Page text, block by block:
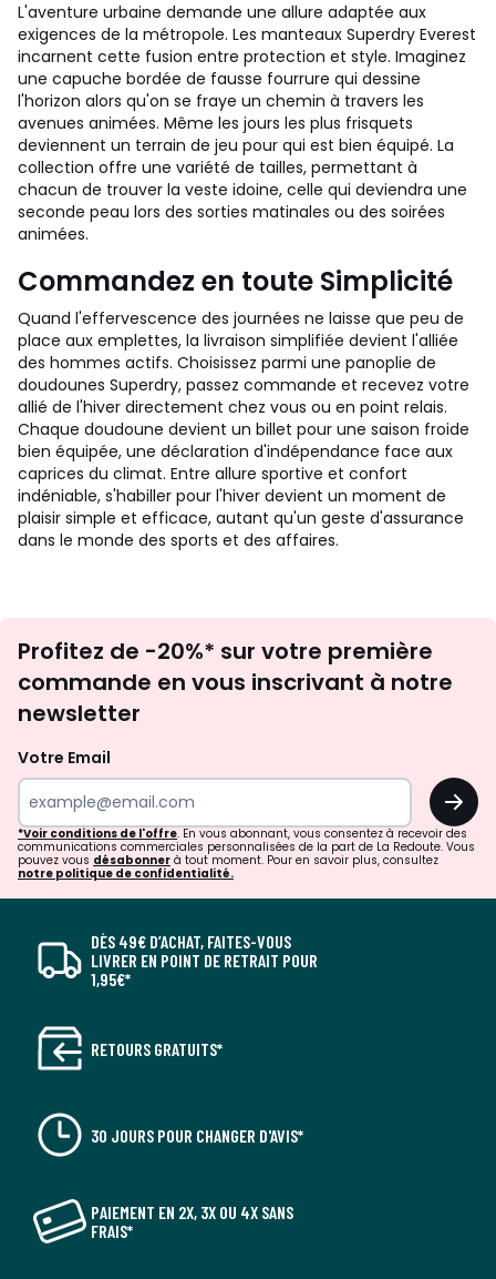
L'aventure urbaine demande une allure adaptée aux
exigences de la métropole. Les manteaux Superdry Everest
incarnent cette fusion entre protection et style. Imaginez
une capuche bordée de fausse fourrure qui dessine
l'horizon alors qu'on se fraye un chemin à travers les
avenues animées. Même les jours les plus frisquets
deviennent un terrain de jeu pour qui est bien équipé. La
collection offre une variété de tailles, permettant à
chacun de trouver la veste idoine, celle qui deviendra une
seconde peau lors des sorties matinales ou des soirées
animées.
Commandez en toute Simplicité
Quand l'effervescence des journées ne laisse que peu de
place aux emplettes, la livraison simplifiée devient l'alliée
des hommes actifs. Choisissez parmi une panoplie de
doudounes Superdry, passez commande et recevez votre
allié de l'hiver directement chez vous ou en point relais.
Chaque doudoune devient un billet pour une saison froide
bien équipée, une déclaration d'indépendance face aux
caprices du climat. Entre allure sportive et confort
indéniable, s'habiller pour l'hiver devient un moment de
plaisir simple et efficace, autant qu'un geste d'assurance
dans le monde des sports et des affaires.
newsletter
Profitez de -20%* sur votre première
commande en vous inscrivant à notre
newsletter
Votre Email
OK
*Voir conditions de l'offre. En vous abonnant, vous consentez à recevoir des
communications commerciales personnalisées de la part de La Redoute. Vous
pouvez vous désabonner à tout moment. Pour en savoir plus, consultez
notre politique de confidentialité.
DÈS 49€ D’ACHAT, FAITES-VOUS
LIVRER EN POINT DE RETRAIT POUR
1,95€*
RETOURS GRATUITS*
30 JOURS POUR CHANGER D'AVIS*
PAIEMENT EN 2X, 3X OU 4X SANS
FRAIS*